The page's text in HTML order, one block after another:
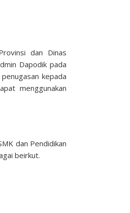
dan Dinas
Dapodik pada
kepada
menggunakan
dan Pendidikan
beirkut.